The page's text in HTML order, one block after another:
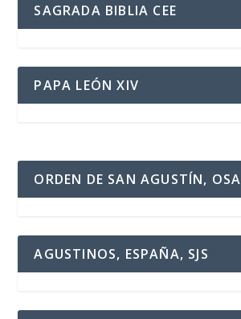
SAGRADA BIBLIA CEE
PAPA LEÓN XIV
ORDEN DE SAN AGUSTÍN, OSA
AGUSTINOS, ESPAÑA, SJS